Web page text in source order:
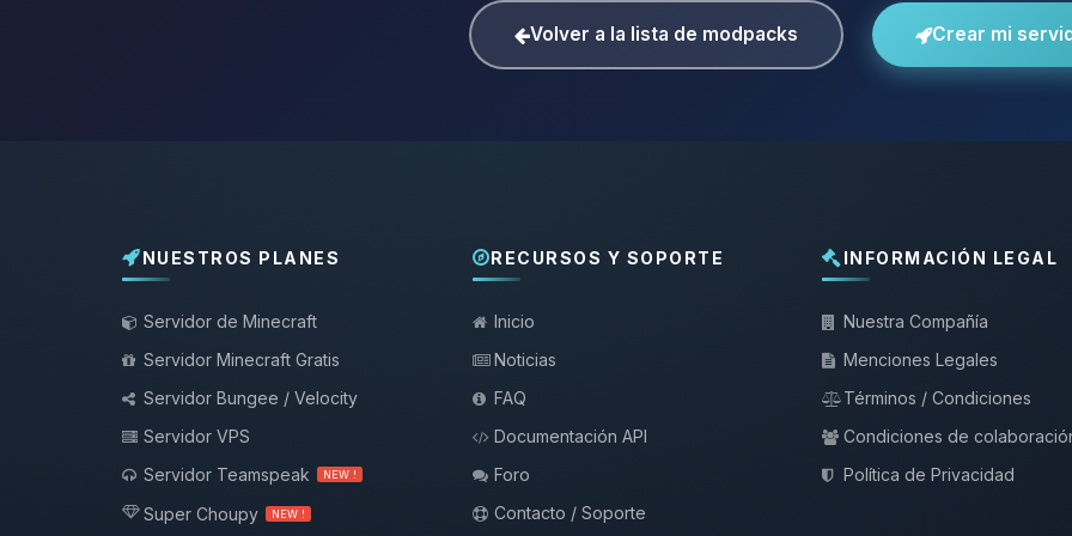
Volver a la lista de modpacks Crear mi
NUESTROS PLANES
Servidor de Minecraft
Servidor Minecraft Gratis
Servidor Bungee / Velocity
Servidor VPS
Servidor Teamspeak
NEW !
Super Choupy NEW !
RECURSOS Y SOPORTE
Inicio
Noticias
FAQ
Documentación API
Foro
Contacto / Soporte
INFORMACIÓN LEGAL
Nuestra Compañía
Menciones Legales
Términos / Condiciones
Condiciones de
Política de Privacidad